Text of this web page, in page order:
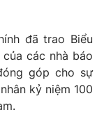
đã trao Biểu
các nhà báo
góp cho sự
kỷ niệm 100